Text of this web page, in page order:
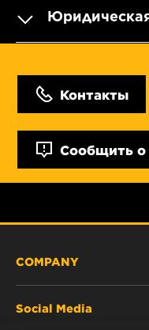
Контакты
Сообщить о
COMPANY
Social Media